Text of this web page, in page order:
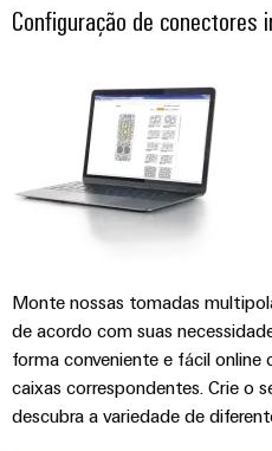
das
operações
soluções
integradas
para
setor
de
processos
e
distribuição
Estabilidade
e
segurança
para
trabalho
acessórios
Ferramentas
Máquinas
automáticas
Identificadores
Impressoras
industriais
Configuração de conectores
Monte nossas tomadas
de acordo com suas
forma conveniente e fácil
caixas correspondentes. Crie o
descubra a variedade de